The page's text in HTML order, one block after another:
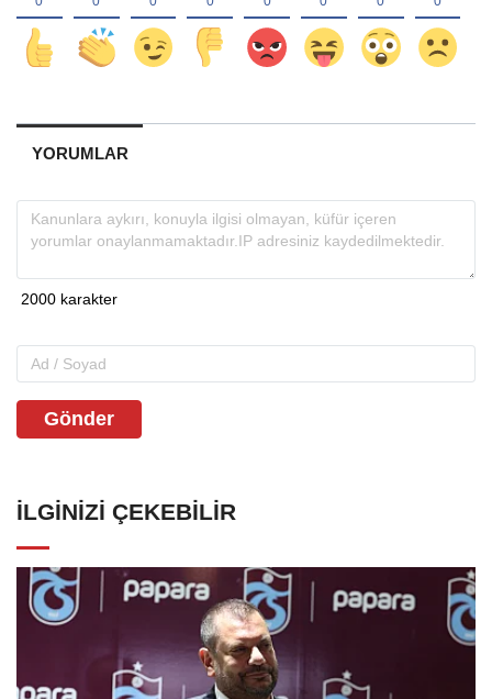
YORUMLAR
Gönder
İLGINIZI ÇEKEBILIR